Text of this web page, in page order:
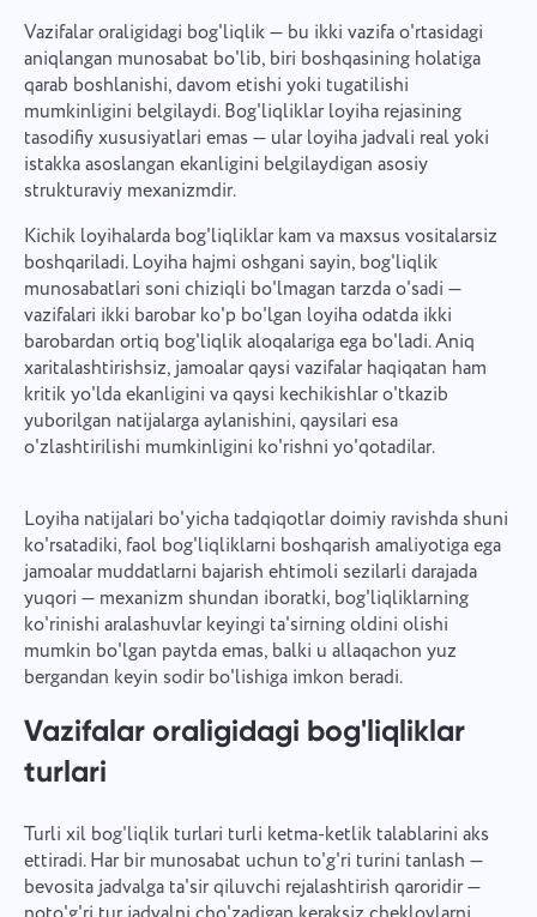
Vazifalar oraligidagi bog'liqlik — bu ikki vazifa o'rtasidagi
aniqlangan munosabat bo'lib, biri boshqasining holatiga
qarab boshlanishi, davom etishi yoki tugatilishi
mumkinligini belgilaydi. Bog'liqliklar loyiha rejasining
tasodifiy xususiyatlari emas — ular loyiha jadvali real yoki
istakka asoslangan ekanligini belgilaydigan asosiy
strukturaviy mexanizmdir.
Kichik loyihalarda bog'liqliklar kam va maxsus vositalarsiz
boshqariladi. Loyiha hajmi oshgani sayin, bog'liqlik
munosabatlari soni chiziqli bo'lmagan tarzda o'sadi —
vazifalari ikki barobar ko'p bo'lgan loyiha odatda ikki
barobardan ortiq bog'liqlik aloqalariga ega bo'ladi. Aniq
xaritalashtirishsiz, jamoalar qaysi vazifalar haqiqatan ham
kritik yo'lda ekanligini va qaysi kechikishlar o'tkazib
yuborilgan natijalarga aylanishini, qaysilari esa
o'zlashtirilishi mumkinligini ko'rishni yo'qotadilar.
Loyiha natijalari bo'yicha tadqiqotlar doimiy ravishda shuni
ko'rsatadiki, faol bog'liqliklarni boshqarish amaliyotiga ega
jamoalar muddatlarni bajarish ehtimoli sezilarli darajada
yuqori — mexanizm shundan iboratki, bog'liqliklarning
ko'rinishi aralashuvlar keyingi ta'sirning oldini olishi
mumkin bo'lgan paytda emas, balki u allaqachon yuz
bergandan keyin sodir bo'lishiga imkon beradi.
Vazifalar oraligidagi bog'liqliklar
turlari
Turli xil bog'liqlik turlari turli ketma-ketlik talablarini aks
ettiradi. Har bir munosabat uchun to'g'ri turini tanlash —
bevosita jadvalga ta'sir qiluvchi rejalashtirish qaroridir —